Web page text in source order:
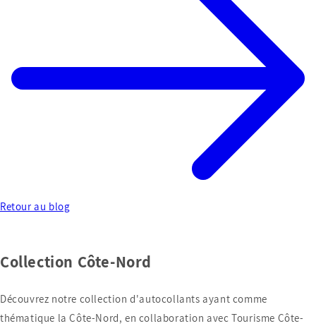
Retour au blog
Collection Côte-Nord
Découvrez notre collection d'autocollants ayant comme
thématique la Côte-Nord, en collaboration avec Tourisme Côte-